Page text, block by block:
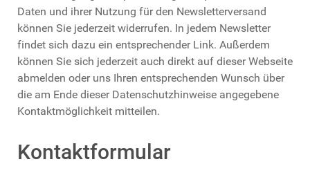
Daten und ihrer Nutzung für den Newsletterversand
können Sie jederzeit widerrufen. In jedem Newsletter
findet sich dazu ein entsprechender Link. Außerdem
können Sie sich jederzeit auch direkt auf dieser Webseite
abmelden oder uns Ihren entsprechenden Wunsch über
die am Ende dieser Datenschutzhinweise angegebene
Kontaktmöglichkeit mitteilen.
Kontaktformular